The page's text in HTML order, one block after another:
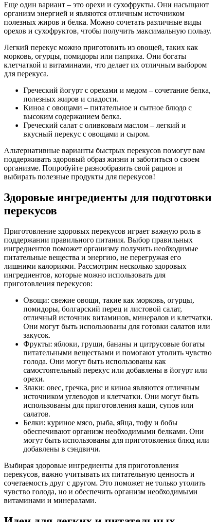
Еще один вариант – это орехи и сухофрукты. Они насыщают
организм энергией и являются отличным источником
полезных жиров и белка. Можно сочетать различные виды
орехов и сухофруктов, чтобы получить максимальную пользу.
Легкий перекус можно приготовить из овощей, таких как
морковь, огурцы, помидоры или паприка. Они богаты
клетчаткой и витаминами, что делает их отличным выбором
для перекуса.
Греческий йогурт с орехами и медом – сочетание белка,
полезных жиров и сладости.
Киноа с овощами – питательное и сытное блюдо с
высоким содержанием белка.
Греческий салат с оливковым маслом – легкий и
вкусный перекус с овощами и сыром.
Альтернативные варианты быстрых перекусов помогут вам
поддерживать здоровый образ жизни и заботиться о своем
организме. Попробуйте разнообразить свой рацион и
выбирать полезные продукты для перекусов!
Здоровые ингредиенты для подготовки
перекусов
Приготовление здоровых перекусов играет важную роль в
поддержании правильного питания. Выбор правильных
ингредиентов поможет организму получить необходимые
питательные вещества и энергию, не перегружая его
лишними калориями. Рассмотрим несколько здоровых
ингредиентов, которые можно использовать для
приготовления перекусов:
Овощи: свежие овощи, такие как морковь, огурцы,
помидоры, болгарский перец и листовой салат,
отличный источник витаминов, минералов и клетчатки.
Они могут быть использованы для готовки салатов или
закусок.
Фрукты: яблоки, груши, бананы и цитрусовые богаты
питательными веществами и помогают утолить чувство
голода. Они могут быть использованы как
самостоятельный перекус или добавлены в йогурт или
орехи.
Злаки: овес, гречка, рис и киноа являются отличным
источником углеводов и клетчатки. Они могут быть
использованы для приготовления каши, супов или
салатов.
Белки: куриное мясо, рыба, яйца, тофу и бобы
обеспечивают организм необходимыми белками. Они
могут быть использованы для приготовления блюд или
добавлены в сэндвичи.
Выбирая здоровые ингредиенты для приготовления
перекусов, важно учитывать их питательную ценность и
сочетаемость друг с другом. Это поможет не только утолить
чувство голода, но и обеспечить организм необходимыми
витаминами и минералами.